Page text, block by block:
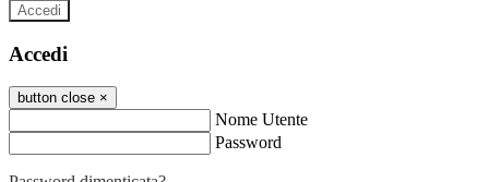
Accedi
Accedi
button close ×
Nome Utente
Password